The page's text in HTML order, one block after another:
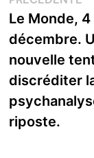
de
l’article
Le Monde, 4
décembre.
nouvelle
discréditer
riposte.